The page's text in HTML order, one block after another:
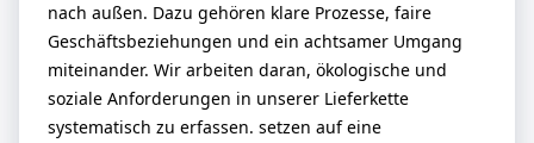
nach außen. Dazu gehören klare Prozesse, faire
Geschäftsbeziehungen und ein achtsamer Umgang
miteinander. Wir arbeiten daran, ökologische und
soziale Anforderungen in unserer Lieferkette
systematisch zu erfassen. setzen auf eine